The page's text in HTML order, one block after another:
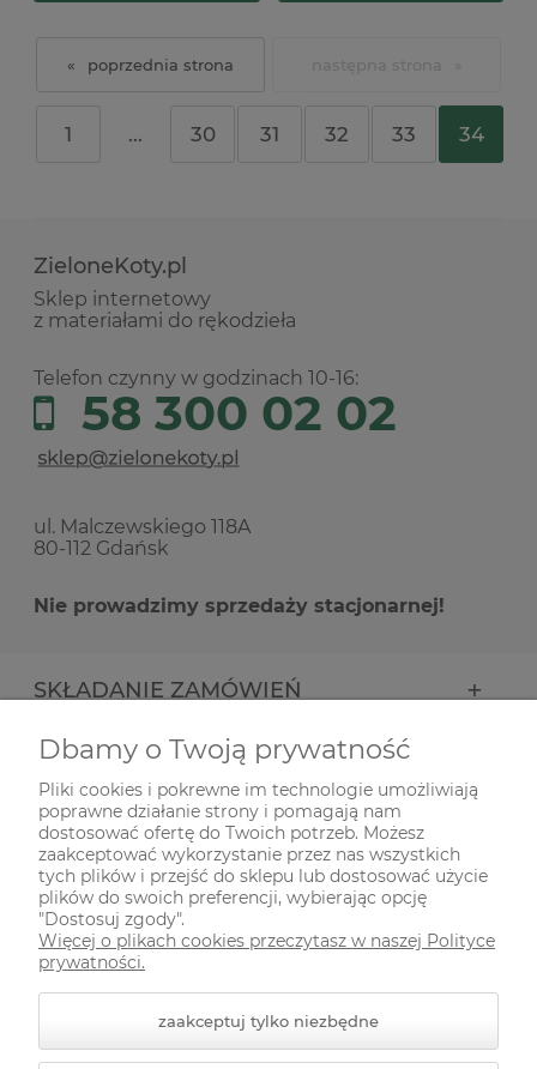
«
1 ... 30 31 32 33 34
ZieloneKoty.pl
Sklep internetowy
z materiałami do rękodzieła
Telefon czynny w godzinach 10-16:
58 300 02 02
ul. Malczewskiego 118A
80-112 Gdańsk
Nie prowadzimy sprzedaży stacjonarnej!
SKŁADANIE ZAMÓWIEŃ
INFORMACJE
ODWIEDŹ NAS NA
Dbamy o Twoją prywatność
Pliki cookies i pokrewne im technologie umożliwiają
poprawne działanie strony i pomagają nam
dostosować ofertę do Twoich potrzeb. Możesz
zaakceptować wykorzystanie przez nas wszystkich
tych plików i przejść do sklepu lub dostosować użycie
plików do swoich preferencji, wybierając opcję
"Dostosuj zgody".
Więcej o plikach cookies przeczytasz w naszej Polityce
prywatności.
zaakceptuj tylko niezbędne